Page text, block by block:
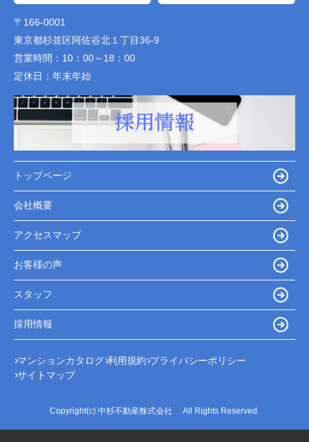
〒166-0001
東京都杉並区阿佐谷北１丁目36-9
営業時間： 10：00～18：00
定休日： 年末年始
トップページ
会社概要
アクセスマップ
お客様の声
スタッフ
採用情報
マンションカタログ 利用規約 プライバシーポリシー
サイトマップ
Copyright(c) 中杉不動産株式会社 All Rights Reserved.